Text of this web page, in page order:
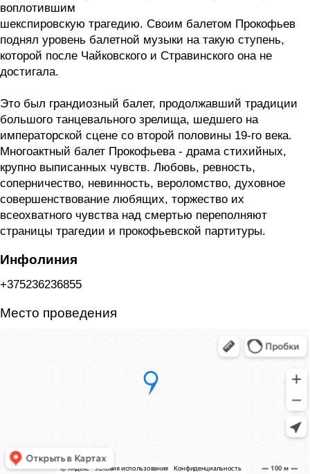
воплотившим
шекспировскую трагедию. Своим балетом Прокофьев
поднял уровень балетной музыки на такую ступень,
которой после Чайковского и Стравинского она не
достигала.
Это был грандиозный балет, продолжавший традиции
большого танцевального зрелища, шедшего на
императорской сцене со второй половины 19-го века.
Многоактный балет Прокофьева - драма стихийных,
крупно выписанных чувств. Любовь, ревность,
соперничество, невинность, вероломство, духовное
совершенствование любящих, торжество их
всеохватного чувства над смертью переполняют
страницы трагедии и прокофьевской партитуры.
Инфолиния
+375236236855
Место проведения